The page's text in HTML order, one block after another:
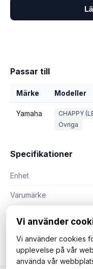
Passar till
Märke Modeller
Yamaha CHAPPY
Övriga
Specifikationer
Enhet
Varumärke
Vi använder
Vi använder cookies
upplevelse på vår
använda vår